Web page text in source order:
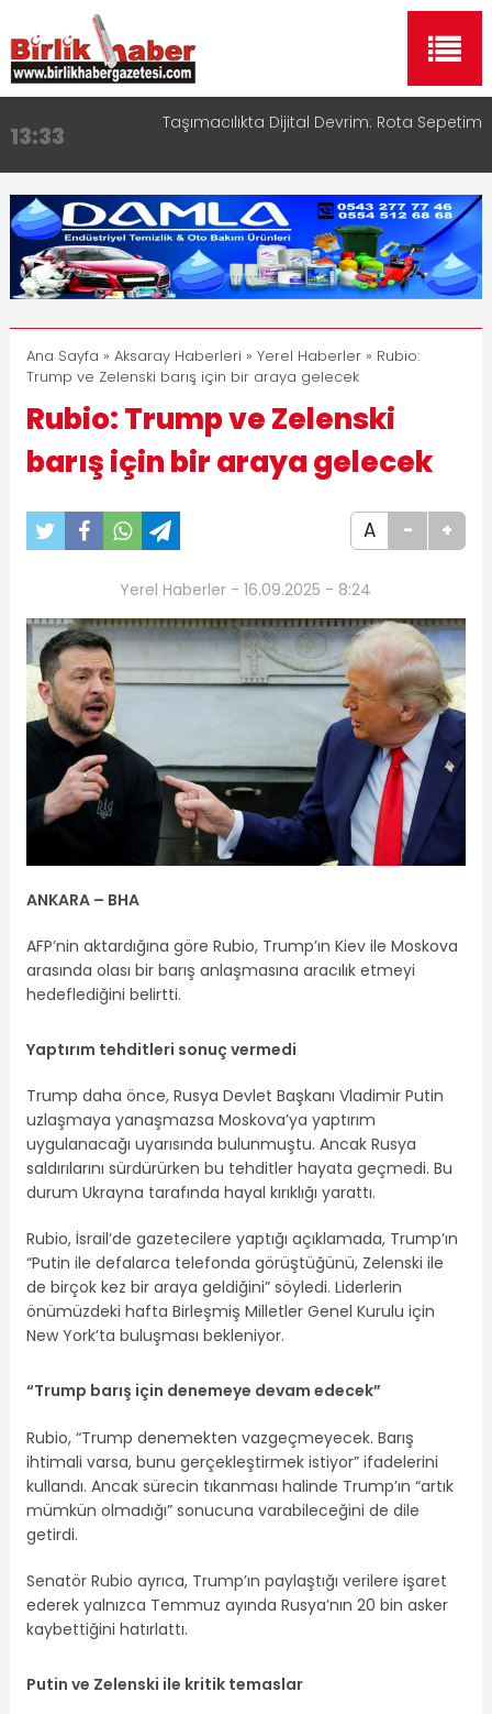
13:33 Taşımacılıkta Dijital Devrim: Rota Sepetim
17:15
Aksaray OSB Bölge Müdürü Makam Koltuğunu
Çocuklara Bıraktı
16:00
Aksaray Esnaf Rehberi ile Google ve Yapay Zeka
Aramalarında Öne Çıkın
8:23 Aksaray Esnaf Rehberi Hizmete Girdi
11:30
Birlikhaber.com Yayın Hayatına Başladı | Hızlı ve
Akıllı Haber Platformu
Ana Sayfa » Aksaray Haberleri » Yerel Haberler» Rubio:
Trump ve Zelenski barış için bir araya gelecek
Rubio: Trump ve Zelenski
barış için bir araya gelecek
A - +
Yerel Haberler - 16.09.2025 - 8:24
ANKARA – BHA
AFP’nin aktardığına göre Rubio, Trump’ın Kiev ile Moskova
arasında olası bir barış anlaşmasına aracılık etmeyi
hedeflediğini belirtti.
Yaptırım tehditleri sonuç vermedi
Trump daha önce, Rusya Devlet Başkanı Vladimir Putin
uzlaşmaya yanaşmazsa Moskova’ya yaptırım
uygulanacağı uyarısında bulunmuştu. Ancak Rusya
saldırılarını sürdürürken bu tehditler hayata geçmedi. Bu
durum Ukrayna tarafında hayal kırıklığı yarattı.
Rubio, İsrail’de gazetecilere yaptığı açıklamada, Trump’ın
“Putin ile defalarca telefonda görüştüğünü, Zelenski ile
de birçok kez bir araya geldiğini” söyledi. Liderlerin
önümüzdeki hafta Birleşmiş Milletler Genel Kurulu için
New York’ta buluşması bekleniyor.
“Trump barış için denemeye devam edecek”
Rubio, “Trump denemekten vazgeçmeyecek. Barış
ihtimali varsa, bunu gerçekleştirmek istiyor” ifadelerini
kullandı. Ancak sürecin tıkanması halinde Trump’ın “artık
mümkün olmadığı” sonucuna varabileceğini de dile
getirdi.
Senatör Rubio ayrıca, Trump’ın paylaştığı verilere işaret
ederek yalnızca Temmuz ayında Rusya’nın 20 bin asker
kaybettiğini hatırlattı.
Putin ve Zelenski ile kritik temaslar